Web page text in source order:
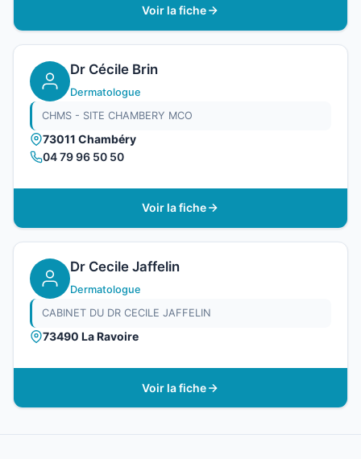
Voir la fiche
Dr Cécile Brin
Dermatologue
CHMS - SITE CHAMBERY MCO
73011 Chambéry
04 79 96 50 50
Voir la fiche
Dr Cecile Jaffelin
Dermatologue
CABINET DU DR CECILE JAFFELIN
73490 La Ravoire
Voir la fiche